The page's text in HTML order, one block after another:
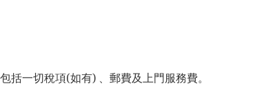
一切稅項(如有) 、郵費及上門服務費。